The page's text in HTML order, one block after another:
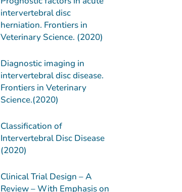
intervertebral disc
herniation. Frontiers in
Veterinary Science. (2020)
Diagnostic imaging in
intervertebral disc disease.
Frontiers in Veterinary
Science.(2020)
Classification of
Intervertebral Disc Disease
(2020)
Clinical Trial Design – A
Review – With Emphasis on